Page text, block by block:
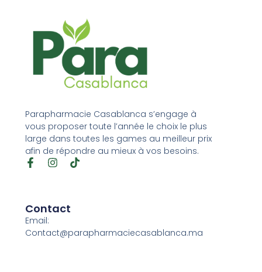
Parapharmacie Casablanca s’engage à
vous proposer toute l’année le choix le plus
large dans toutes les games au meilleur prix
afin de répondre au mieux à vos besoins.
Contact
Email:
Contact@parapharmaciecasablanca.ma